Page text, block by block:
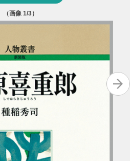
（画像 1/3）